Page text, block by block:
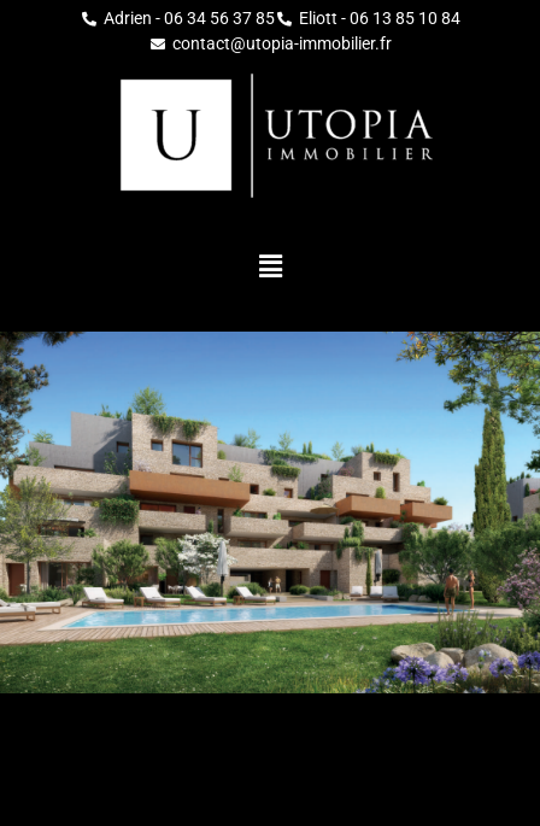
Adrien - 06 34 56 37 85
Eliott - 06 13 85 10 84
contact@utopia-immobilier.fr